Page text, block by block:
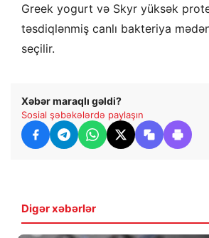
Greek yogurt və Skyr yüksək
təsdiqlənmiş canlı bakteriya
seçilir.
Xəbər maraqlı gəldi?
Sosial şəbəkələrdə paylaşın
Digər xəbərlər